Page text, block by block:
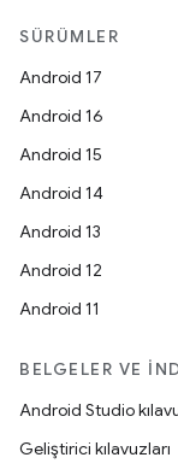
SÜRÜMLER
Android 17
Android 16
Android 15
Android 14
Android 13
Android 12
Android 11
BELGELER VE
Android Studio
Geliştirici kılavuzları